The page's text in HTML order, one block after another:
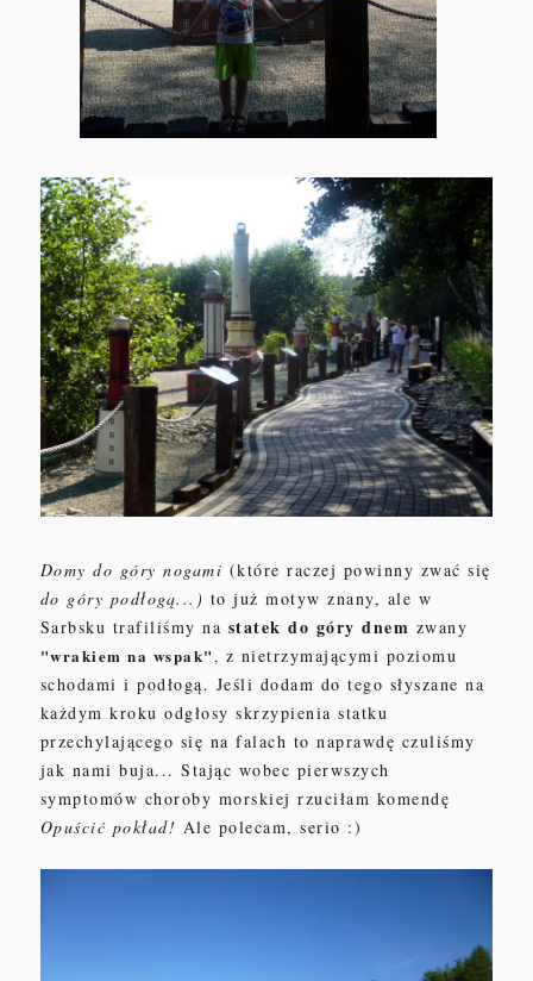
Domy do góry nogami (które raczej powinny zwać się
do góry podłogą...) to już motyw znany, ale w
Sarbsku trafiliśmy na statek do góry dnem zwany
"wrakiem na wspak", z nietrzymającymi poziomu
schodami i podłogą. Jeśli dodam do tego słyszane na
każdym kroku odgłosy skrzypienia statku
przechylającego się na falach to naprawdę czuliśmy
jak nami buja... Stając wobec pierwszych
symptomów choroby morskiej rzuciłam komendę
Opuścić pokład! Ale polecam, serio :)